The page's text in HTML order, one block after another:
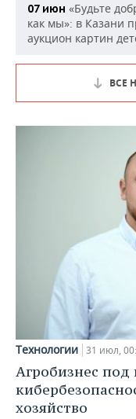
07 июн «Будьте
как мы»: в Казани
аукцион картин
ВСЕ
Технологии 31 июл,
Агробизнес
хозяйство